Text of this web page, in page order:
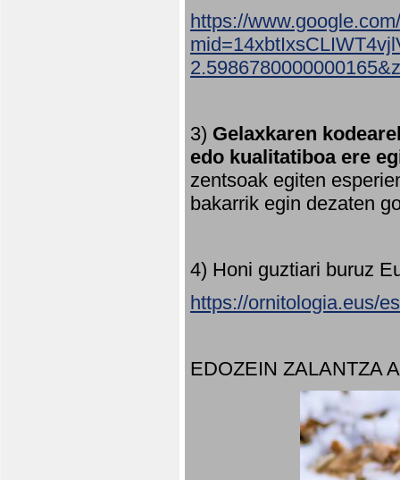
https://
3) Gelaxkaren
edo kualitatiboa ere
zentsoak egiten
bakarrik egin dezaten
4) Honi guztiari buruz
https://ornitologia.eus/
EDOZEIN ZALANTZA